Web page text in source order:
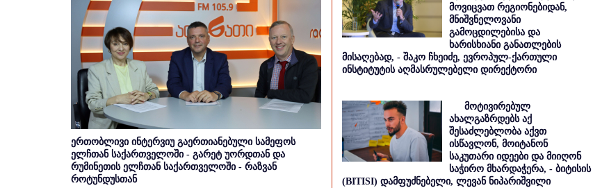
ერთობლივი ინტერვიუ გაერთიანებული სამეფოს
ელჩთან საქართველოში - გარეტ უორდთან და
რუმინეთის ელჩთან საქართველოში - რაზვან
როტუნდუსთან
მოვიცვათ რეგიონებიდან,
მნიშვნელოვანი
გამოცდილებისა და
ხარისხიანი განათლების
მისაღებად, - შაკო ჩხეიძე, ევროპულ-ქართული
ინსტიტუტის აღმასრულებელი დირექტორი
მოტივირებულ
ახალგაზრდებს აქ
შესაძლებლობა აქვთ
ისწავლონ, მოიტანონ
საკუთარი იდეები და მიიღონ
საჭირო მხარდაჭერა, - ბიტისის
(BITISI) დამფუძნებელი, ლევან ნიპარიშვილი